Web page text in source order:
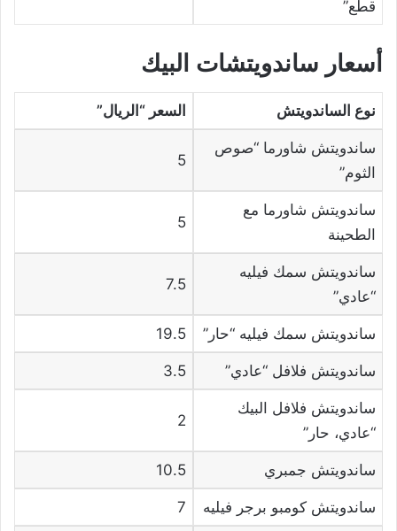
قطع”
أسعار ساندويتشات البيك
نوع الساندويتش السعر “الريال”
ساندويتش شاورما “صوص
الثوم”
5
ساندويتش شاورما مع
الطحينة
5
ساندويتش سمك فيليه
“عادي”
7.5
ساندويتش سمك فيليه “حار” 19.5
ساندويتش فلافل “عادي” 3.5
ساندويتش فلافل البيك
“عادي، حار”
2
ساندويتش جمبري 10.5
ساندويتش كومبو برجر فيليه 7